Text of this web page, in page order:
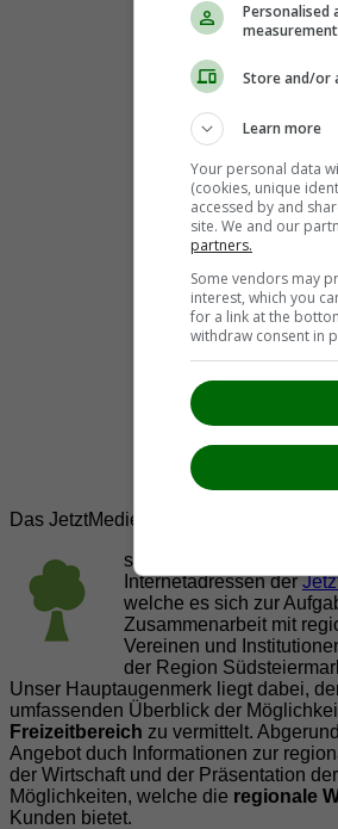
Das JetztMedien.com Medien Netzwerk
suedsteiermark.at ist
Internetadressen der
welche es sich zur
Zusammenarbeit mit
Vereinen und
der Region
Unser Hauptaugenmerk liegt dabei,
umfassenden Überblick der
Freizeitbereich zu vermittelt.
Angebot duch Informationen zur
der Wirtschaft und der Präsentation
Möglichkeiten, welche die regionale
Kunden bietet.
Personalised
Store and/or
Learn more
Your personal data
(cookies, unique
accessed by and
site. We and our
partners.
Some vendors may
interest, which you
for a link at the
withdraw consent in